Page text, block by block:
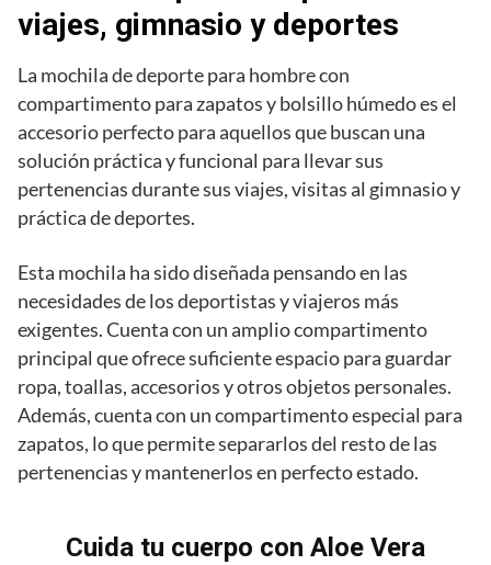
viajes, gimnasio y deportes
La mochila de deporte para hombre con
compartimento para zapatos y bolsillo húmedo es el
accesorio perfecto para aquellos que buscan una
solución práctica y funcional para llevar sus
pertenencias durante sus viajes, visitas al gimnasio y
práctica de deportes.
Esta mochila ha sido diseñada pensando en las
necesidades de los deportistas y viajeros más
exigentes. Cuenta con un amplio compartimento
principal que ofrece suficiente espacio para guardar
ropa, toallas, accesorios y otros objetos personales.
Además, cuenta con un compartimento especial para
zapatos, lo que permite separarlos del resto de las
pertenencias y mantenerlos en perfecto estado.
Cuida tu cuerpo con Aloe Vera